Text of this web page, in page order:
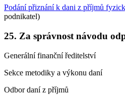
Podání přiznání k dani z příjmů
podnikatel)
25. Za správnost návodu
Generální finanční ředitelství
Sekce metodiky a výkonu daní
Odbor daní z příjmů